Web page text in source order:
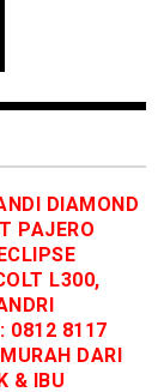
DIAMOND
PAJERO
L300,
0812 8117
DARI
& IBU